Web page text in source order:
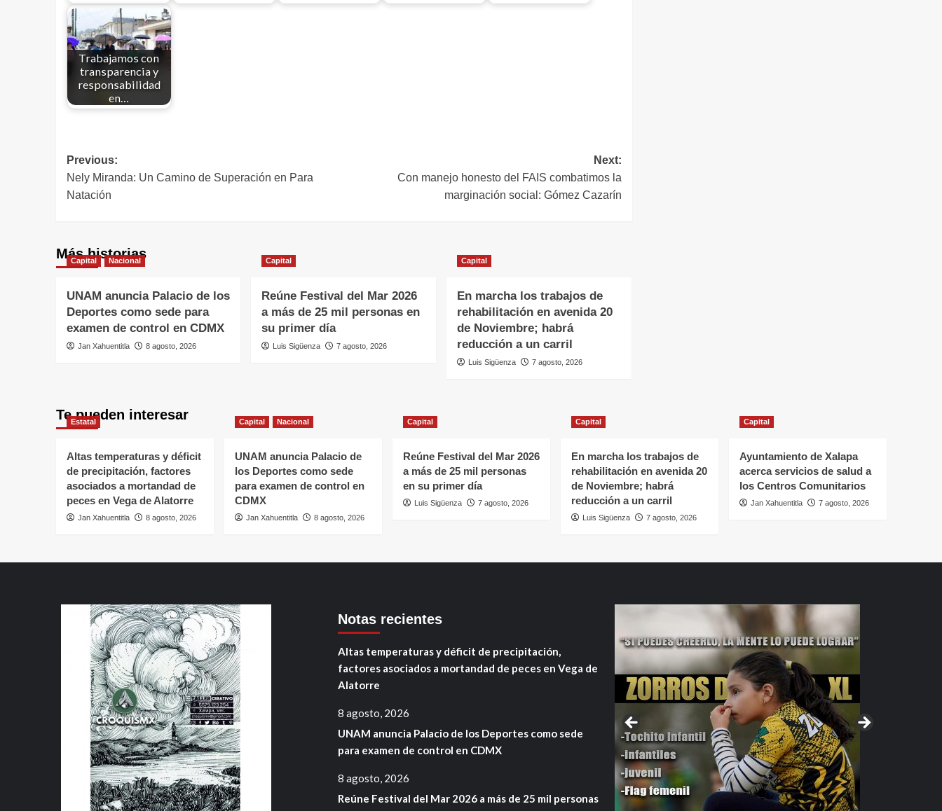
Trabajamos con
transparencia y
responsabilidad
en…
Previous:
Nely Miranda: Un Camino de Superación en Para
Natación
Next:
Con manejo honesto del FAIS combatimos la
marginación social: Gómez Cazarín
Más historias
Capital Nacional
UNAM anuncia Palacio de los
Deportes como sede para
examen de control en CDMX
Jan Xahuentitla 8 agosto, 2026
Capital
Reúne Festival del Mar 2026
a más de 25 mil personas en
su primer día
Luis Sigüenza 7 agosto, 2026
Capital
En marcha los trabajos de
rehabilitación en avenida 20
de Noviembre; habrá
reducción a un carril
Luis Sigüenza 7 agosto, 2026
Te pueden interesar
Estatal
Altas temperaturas y déficit
de precipitación, factores
asociados a mortandad de
peces en Vega de Alatorre
Jan Xahuentitla 8 agosto, 2026
Capital Nacional
UNAM anuncia Palacio de
los Deportes como sede
para examen de control en
CDMX
Jan Xahuentitla 8 agosto, 2026
Capital
Reúne Festival del Mar 2026
a más de 25 mil personas
en su primer día
Luis Sigüenza 7 agosto, 2026
Capital
En marcha los trabajos de
rehabilitación en avenida 20
de Noviembre; habrá
reducción a un carril
Luis Sigüenza 7 agosto, 2026
Capital
Ayuntamiento de Xalapa
acerca servicios de salud a
los Centros Comunitarios
Jan Xahuentitla 7 agosto, 2026
Notas recientes
Altas temperaturas y déficit de precipitación,
factores asociados a mortandad de peces en Vega de
Alatorre
8 agosto, 2026
UNAM anuncia Palacio de los Deportes como sede
para examen de control en CDMX
8 agosto, 2026
Reúne Festival del Mar 2026 a más de 25 mil personas